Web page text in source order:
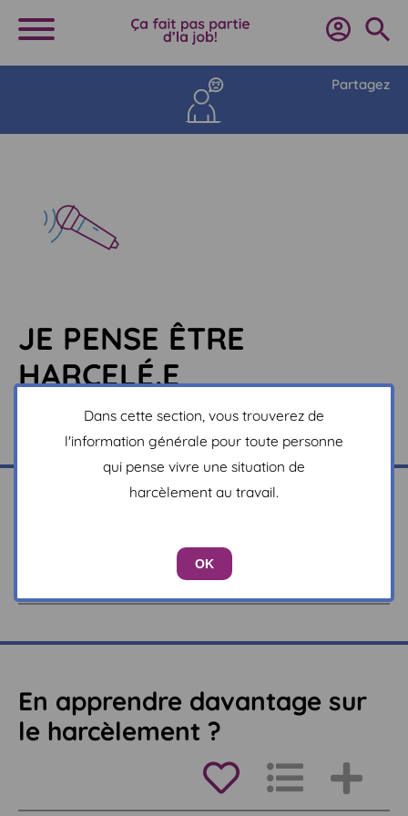
Partagez
JE PENSE ÊTRE
HARCELÉ.E
En apprendre davantage sur
le harcèlement ?
Dans cette section, vous trouverez de
l'information générale pour toute personne
qui pense vivre une situation de
harcèlement au travail.
OK